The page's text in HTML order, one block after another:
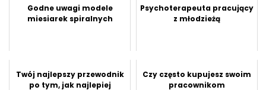
Godne uwagi modele
miesiarek spiralnych
Psychoterapeuta pracujący
z młodzieżą
Twój najlepszy przewodnik
po tym, jak najlepiej
Czy często kupujesz swoim
pracownikom